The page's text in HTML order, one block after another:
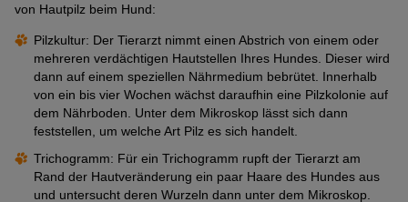
von Hautpilz beim Hund:
Pilzkultur: Der Tierarzt nimmt einen Abstrich von einem oder
mehreren verdächtigen Hautstellen Ihres Hundes. Dieser wird
dann auf einem speziellen Nährmedium bebrütet. Innerhalb
von ein bis vier Wochen wächst daraufhin eine Pilzkolonie auf
dem Nährboden. Unter dem Mikroskop lässt sich dann
feststellen, um welche Art Pilz es sich handelt.
Trichogramm: Für ein Trichogramm rupft der Tierarzt am
Rand der Hautveränderung ein paar Haare des Hundes aus
und untersucht deren Wurzeln dann unter dem Mikroskop.